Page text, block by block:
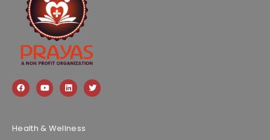
Health & Wellness